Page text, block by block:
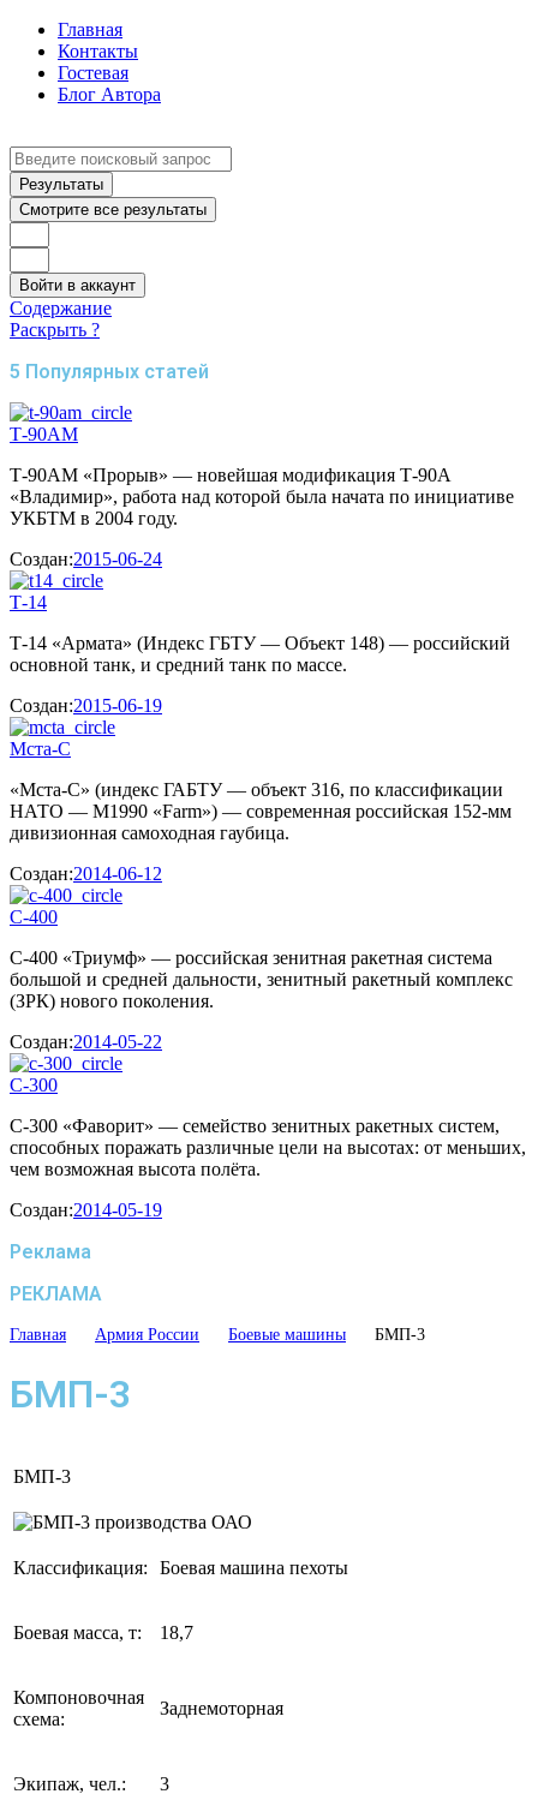
Главная
Контакты
Гостевая
Блог Автора
Search
...Результаты
Смотрите все результаты
Войти в аккаунт
Содержание
Раскрыть ?
5 Популярных статей
Т-90АМ
Т-90АМ «Прорыв» — новейшая модификация Т-90А
«Владимир», работа над которой была начата по инициативе
УКБТМ в 2004 году.
Создан:2015-06-24
Т-14
Т-14 «Армата» (Индекс ГБТУ — Объект 148) — российский
основной танк, и средний танк по массе.
Создан:2015-06-19
Мста-С
«Мста-С» (индекс ГАБТУ — объект 316, по классификации
НАТО — M1990 «Farm») — современная российская 152-мм
дивизионная самоходная гаубица.
Создан:2014-06-12
С-400
С-400 «Триумф» — российская зенитная ракетная система
большой и средней дальности, зенитный ракетный комплекс
(ЗРК) нового поколения.
Создан:2014-05-22
С-300
С-300 «Фаворит» — семейство зенитных ракетных систем,
способных поражать различные цели на высотах: от меньших,
чем возможная высота полёта.
Создан:2014-05-19
Реклама
РЕКЛАМА
Главная Армия России Боевые машины БМП-3
БМП-3
БМП-3
Классификация: Боевая машина пехоты
Боевая масса, т: 18,7
Компоновочная
схема:
Заднемоторная
Экипаж, чел.: 3